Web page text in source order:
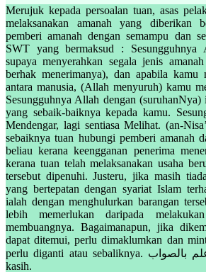
Merujuk kepada persoalan tuan, asas
melaksanakan amanah yang diberikan
pemberi amanah dengan semampu dan
SWT yang bermaksud : Sesungguhnya
supaya menyerahkan segala jenis
berhak menerimanya), dan apabila kamu
antara manusia, (Allah menyuruh) kamu
Sesungguhnya Allah dengan (suruhanNya)
yang sebaik-baiknya kepada kamu.
Mendengar, lagi sentiasa Melihat. (an-
sebaiknya tuan hubungi pemberi amanah
beliau kerana keengganan penerima
kerana tuan telah melaksanakan usaha
tersebut dipenuhi. Justeru, jika masih
yang bertepatan dengan syariat Islam
ialah dengan menghulurkan barangan
lebih memerlukan daripada
membuangnya. Bagaimanapun, jika
dapat ditemui, perlu dimaklumkan dan
perlu diganti atau sebaliknya. والله أعلم بالصواب Sekian, terima
kasih.